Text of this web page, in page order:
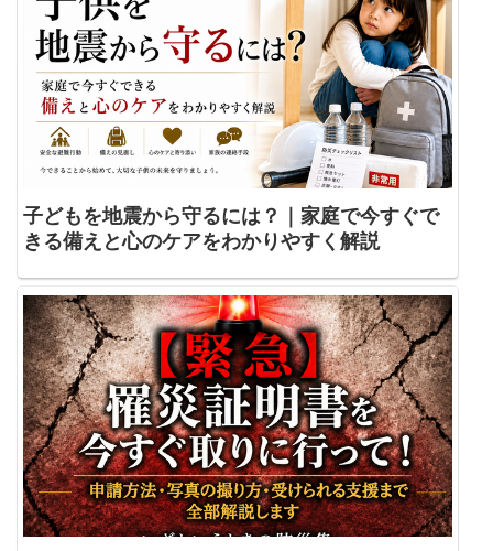
子どもを地震から守るには？｜家庭で今すぐで
きる備えと心のケアをわかりやすく解説